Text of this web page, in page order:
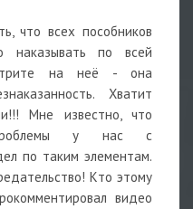
что всех пособников
наказывать по всей
на неё - она
Хватит
Мне известно, что
у нас с
по таким элементам.
Кто этому
видео